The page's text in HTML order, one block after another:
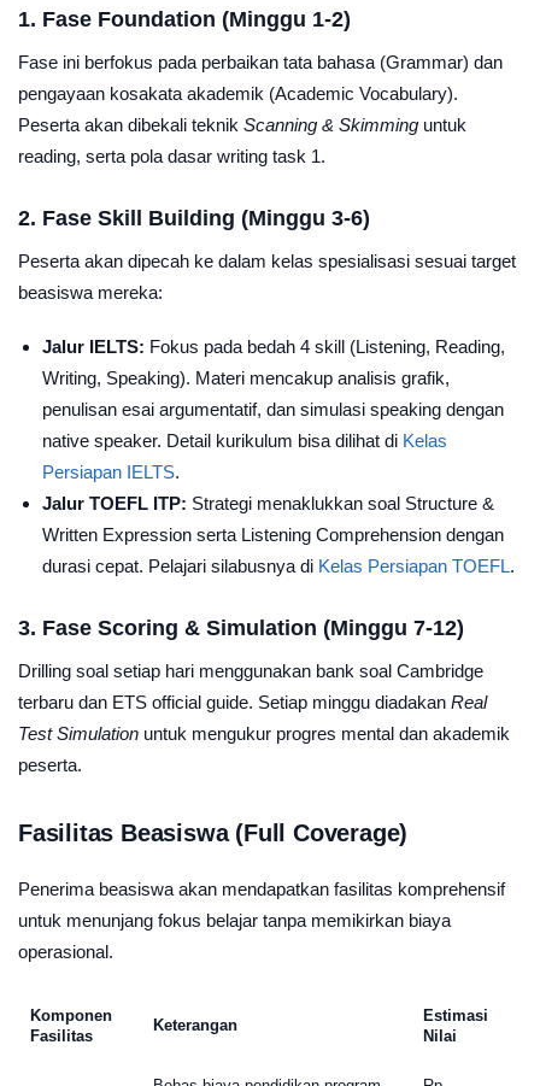
1. Fase Foundation (Minggu 1-2)
Fase ini berfokus pada perbaikan tata bahasa (Grammar) dan
pengayaan kosakata akademik (Academic Vocabulary).
Peserta akan dibekali teknik Scanning & Skimming untuk
reading, serta pola dasar writing task 1.
2. Fase Skill Building (Minggu 3-6)
Peserta akan dipecah ke dalam kelas spesialisasi sesuai target
beasiswa mereka:
Jalur IELTS: Fokus pada bedah 4 skill (Listening, Reading,
Writing, Speaking). Materi mencakup analisis grafik,
penulisan esai argumentatif, dan simulasi speaking dengan
native speaker. Detail kurikulum bisa dilihat di Kelas
Persiapan IELTS.
Jalur TOEFL ITP: Strategi menaklukkan soal Structure &
Written Expression serta Listening Comprehension dengan
durasi cepat. Pelajari silabusnya di Kelas Persiapan TOEFL.
3. Fase Scoring & Simulation (Minggu 7-12)
Drilling soal setiap hari menggunakan bank soal Cambridge
terbaru dan ETS official guide. Setiap minggu diadakan Real
Test Simulation untuk mengukur progres mental dan akademik
peserta.
Fasilitas Beasiswa (Full Coverage)
Penerima beasiswa akan mendapatkan fasilitas komprehensif
untuk menunjang fokus belajar tanpa memikirkan biaya
operasional.
Komponen
Fasilitas
Keterangan
Estimasi
Nilai